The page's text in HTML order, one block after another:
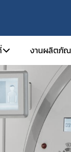
บียนสถานประกอบการ
ตขาย
ณภาพการผลิต
ณภาพการนำเข้าหรือข
งานผลิตภั
การขึ้น
งาน
งา
งา